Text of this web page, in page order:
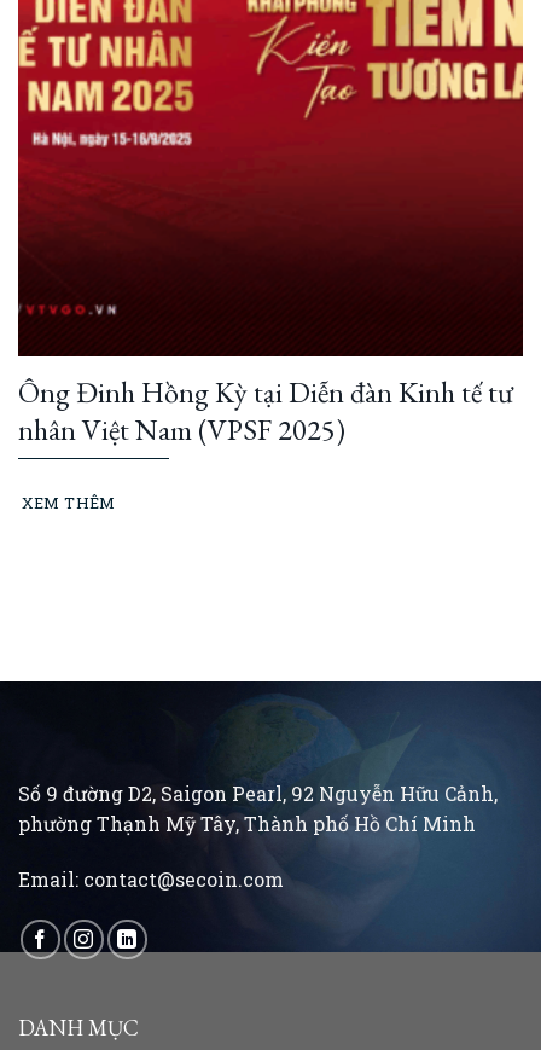
Ông Đinh Hồng Kỳ tại Diễn đàn Kinh tế tư
nhân Việt Nam (VPSF 2025)
XEM THÊM
Số 9 đường D2, Saigon Pearl, 92 Nguyễn Hữu Cảnh,
phường Thạnh Mỹ Tây, Thành phố Hồ Chí Minh
Email: contact@secoin.com
DANH MỤC